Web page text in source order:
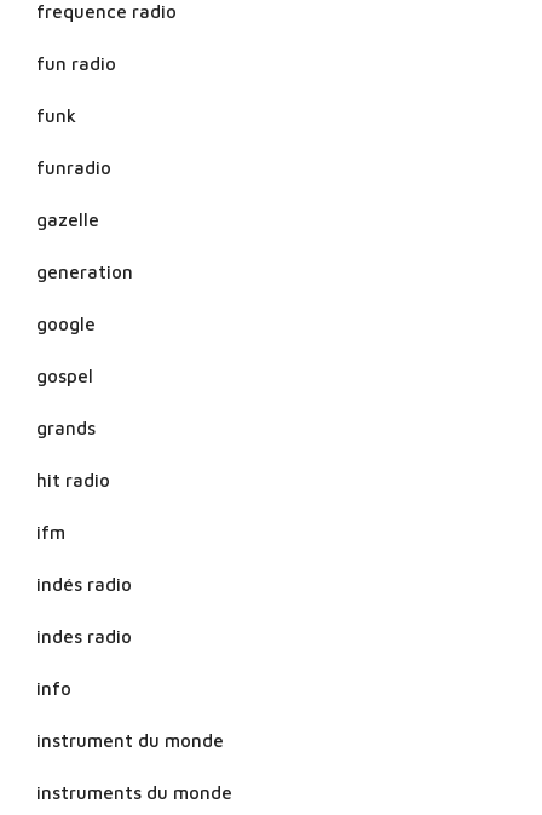
frequence radio
fun radio
funk
funradio
gazelle
generation
google
gospel
grands
hit radio
ifm
indés radio
indes radio
info
instrument du monde
instruments du monde